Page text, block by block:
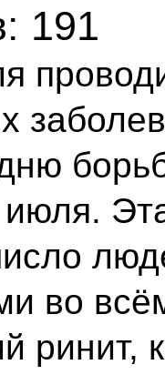
191
во
ринит,